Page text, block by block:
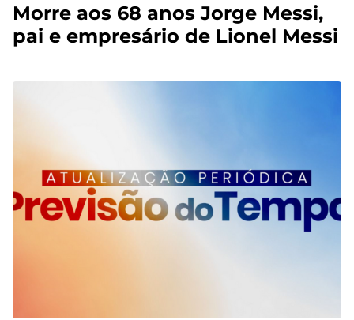
Morre aos 68 anos Jorge Messi,
pai e empresário de Lionel Messi